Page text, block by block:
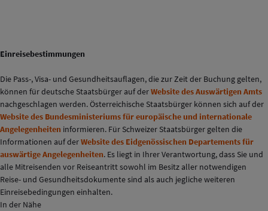
Einreisebestimmungen
Die Pass-, Visa- und Gesundheitsauflagen, die zur Zeit der Buchung gelten,
können für deutsche Staatsbürger auf derWebsite des Auswärtigen Amts
nachgeschlagen werden. Österreichische Staatsbürger können sich auf der
Website des Bundesministeriums für europäische und internationale
Angelegenheiten informieren. Für Schweizer Staatsbürger gelten die
Informationen auf derWebsite des Eidgenössischen Departements für
auswärtige Angelegenheiten. Es liegt in Ihrer Verantwortung, dass Sie und
alle Mitreisenden vor Reiseantritt sowohl im Besitz aller notwendigen
Reise- und Gesundheitsdokumente sind als auch jegliche weiteren
Einreisebedingungen einhalten.
In der Nähe